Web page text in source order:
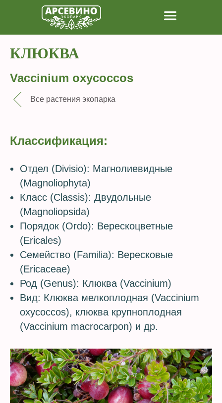
КЛЮКВА
Vaccinium oxycoccos
Все растения экопарка
Классификация:
Отдел (Divisio): Магнолиевидные
(Magnoliophyta)
Класс (Classis): Двудольные
(Magnoliopsida)
Порядок (Ordo): Верескоцветные
(Ericales)
Семейство (Familia): Вересковые
(Ericaceae)
Род (Genus): Клюква (Vaccinium)
Вид: Клюква мелкоплодная (Vaccinium
oxycoccos), клюква крупноплодная
(Vaccinium macrocarpon) и др.